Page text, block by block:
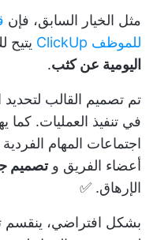
مثل الخيار السابق، فإن
للموظف ClickUp
يتيح
اليومية عن كثب.
تم تصميم القالب لتحديد
في تنفيذ العمليات. كما
اجتماعات المهام
أعضاء الفريق وتصميم
الإرهاق. ✅
بشكل افتراضي، ينقسم